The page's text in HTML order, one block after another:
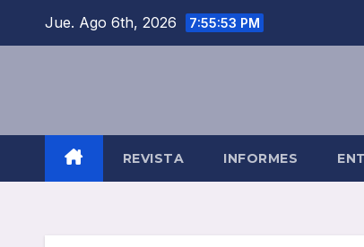
Jue. Ago 6th, 2026 7:55:53 PM
REVISTA INFORMES